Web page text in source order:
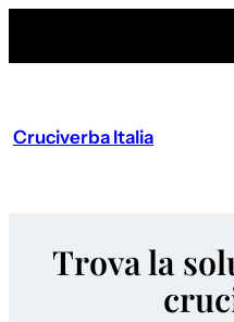
Cruciverba Italia
Trova la